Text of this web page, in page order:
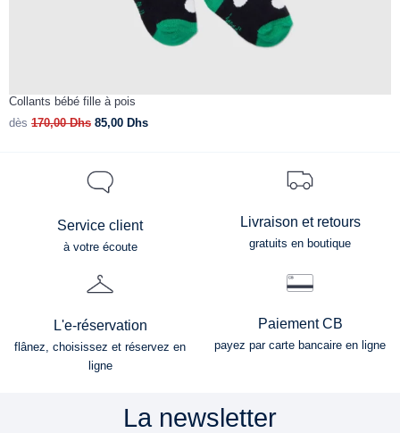
Collants bébé fille à pois
dès 170,00Dhs 85,00 Dhs
Service client
à votre écoute
Livraison et retours
gratuits en boutique
L'e-réservation
flânez, choisissez et réservez en
ligne
Paiement CB
payez par carte bancaire en ligne
La newsletter